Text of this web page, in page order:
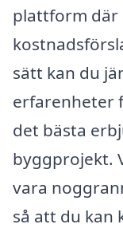
plattform där
sätt kan du
erfarenheter
det bästa
byggprojekt.
vara
så att du kan